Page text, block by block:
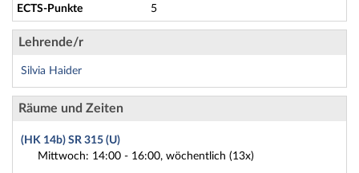
ECTS-Punkte 5
Lehrende/r
Silvia Haider
Räume und Zeiten
(HK 14b) SR 315 (U)
Mittwoch: 14:00 - 16:00, wöchentlich (13x)